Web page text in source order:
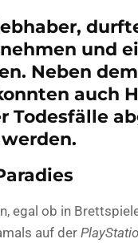
und
Neben
auch
Todesfälle
egal ob in
auf der